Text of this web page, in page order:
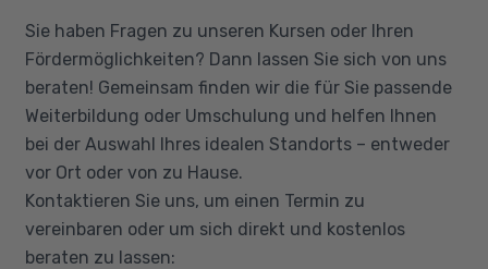
Identität, Sicherheit, Geschäftskontinuität,
Notfallwiederherstellung, Datenplattformen
und Governance.
Sie haben Fragen zu unseren Kursen oder Ihren
Fördermöglichkeiten? Dann lassen Sie sich von uns
beraten! Gemeinsam finden wir die für Sie passende
Weiterbildung oder Umschulung und helfen Ihnen
bei der Auswahl Ihres idealen Standorts – entweder
vor Ort oder von zu Hause.
Kontaktieren Sie uns, um einen Termin zu
vereinbaren oder um sich direkt und kostenlos
beraten zu lassen: